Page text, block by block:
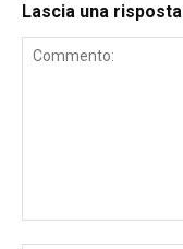
Lascia una risposta